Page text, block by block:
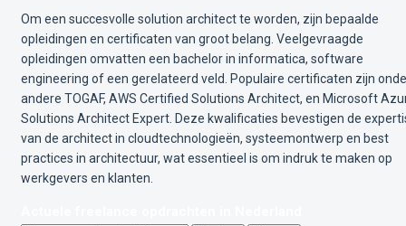
Om een succesvolle solution architect te worden, zijn bepaalde
opleidingen en certificaten van groot belang. Veelgevraagde
opleidingen omvatten een bachelor in informatica, software
engineering of een gerelateerd veld. Populaire certificaten zijn
andere TOGAF, AWS Certified Solutions Architect, en Microsoft
Solutions Architect Expert. Deze kwalificaties bevestigen de
van de architect in cloudtechnologieën, systeemontwerp en best
practices in architectuur, wat essentieel is om indruk te maken op
werkgevers en klanten.